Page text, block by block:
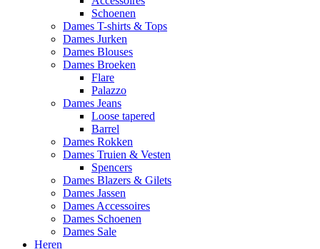
Schoenen
Dames T-shirts & Tops
Dames Jurken
Dames Blouses
Dames Broeken
Flare
Palazzo
Dames Jeans
Loose tapered
Barrel
Dames Rokken
Dames Truien & Vesten
Spencers
Dames Blazers & Gilets
Dames Jassen
Dames Accessoires
Dames Schoenen
Dames Sale
Heren